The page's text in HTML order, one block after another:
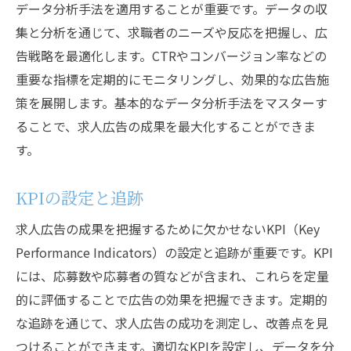
データ分析手法を適用することが重要です。データの収
集と分析を通じて、求職者のニーズや反応を把握し、広
告戦略を最適化します。CTRやコンバージョン率などの
重要な指標を定期的にモニタリングし、効果的な広告施
策を展開します。基本的なデータ分析手法をマスターす
ることで、求人広告の成果を最大化することができま
す。
KPIの設定と追跡
求人広告の成果を把握するために欠かせないKPI（Key
Performance Indicators）の設定と追跡が重要です。KPI
には、応募数や応募者の質などが含まれ、これらを定量
的に評価することで広告の効果を把握できます。定期的
な追跡を通じて、求人広告の成功を測定し、改善点を見
つけることができます。適切なKPIを設定し、データを分